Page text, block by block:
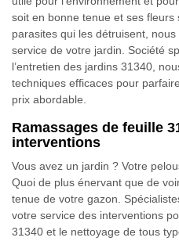
soit en bonne tenue et ses
parasites qui les détruisent,
service de votre jardin. Société
l’entretien des jardins 31340,
techniques efficaces pour
prix abordable.
Ramassages de feuille
interventions
Vous avez un jardin ? Votre
Quoi de plus énervant que de
tenue de votre gazon.
votre service des interventions
31340 et le nettoyage de tous